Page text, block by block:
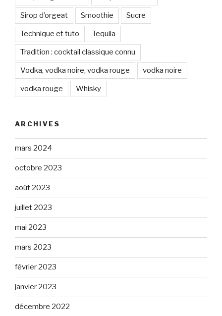
Sirop d’orgeat Smoothie Sucre
Technique et tuto Tequila
Tradition : cocktail classique connu
Vodka, vodka noire, vodka rouge vodka noire
vodka rouge Whisky
ARCHIVES
mars 2024
octobre 2023
août 2023
juillet 2023
mai 2023
mars 2023
février 2023
janvier 2023
décembre 2022